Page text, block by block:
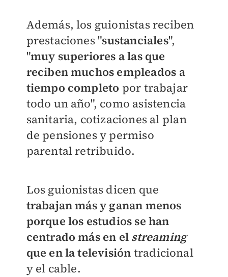
Además, los guionistas reciben
prestaciones "sustanciales",
"muy superiores a las que
reciben muchos empleados a
tiempo completo por trabajar
todo un año", como asistencia
sanitaria, cotizaciones al plan
de pensiones y permiso
parental retribuido.
Los guionistas dicen que
trabajan más y ganan menos
porque los estudios se han
centrado más en el streaming
que en la televisión tradicional
y el cable.